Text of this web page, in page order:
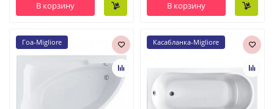
В корзину В корзину
Гоа-Migliore Касабланка-Migliore